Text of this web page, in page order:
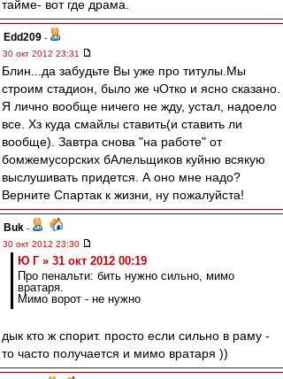
тайме- вот где драма.
Edd209 -
30 окт 2012 23:31
Блин...да забудьте Вы уже про титулы.Мы
строим стадион, было же чОтко и ясно сказано.
Я лично вообще ничего не жду, устал, надоело
все. Хз куда смайлы ставить(и ставить ли
вообще). Завтра снова "на работе" от
бомжемусорских бАлельщиков куйню всякую
выслушивать придется. А оно мне надо?
Верните Спартак к жизни, ну пожалуйста!
Buk -
30 окт 2012 23:30
Ю Г » 31 окт 2012 00:19
Про пенальти: бить нужно сильно, мимо
вратаря.
Мимо ворот - не нужно
дык кто ж спорит. просто если сильно в раму -
то часто получается и мимо вратаря ))